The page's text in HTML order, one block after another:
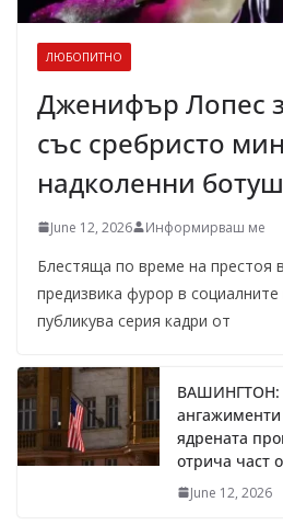
ЛЮБОПИТНО
Дженифър Лопес
със сребристо
надколенни
June 12, 2026 Информирваш ме
Блестяща по време на
предизвика фурор в
публикува серия кадри от
ВАШИНГТОН:
ангажименти
ядрената
отрича част
June 12, 2026